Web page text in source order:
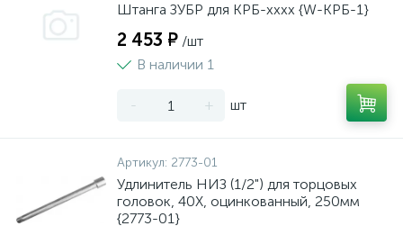
Штанга ЗУБР для КРБ-хххх {W-КРБ-1}
2 453 ₽ /шт
В наличии 1
- + шт
Артикул: 2773-01
Удлинитель НИЗ (1/2") для торцовых
головок, 40Х, оцинкованный, 250мм
{2773-01}